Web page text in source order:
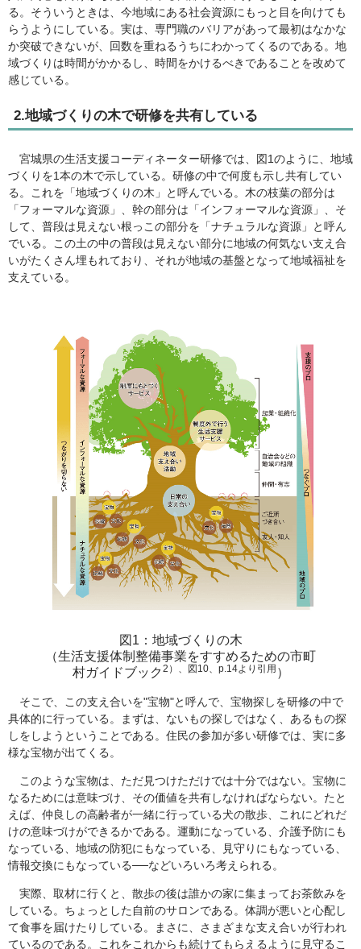
る。そういうときは、今地域にある社会資源にもっと目を向けても
らうようにしている。実は、専門職のバリアがあって最初はなかな
か突破できないが、回数を重ねるうちにわかってくるのである。地
域づくりは時間がかかるし、時間をかけるべきであることを改めて
感じている。
2.地域づくりの木で研修を共有している
宮城県の生活支援コーディネーター研修では、図1のように、地域
づくりを1本の木で示している。研修の中で何度も示し共有してい
る。これを「地域づくりの木」と呼んでいる。木の枝葉の部分は
「フォーマルな資源」、幹の部分は「インフォーマルな資源」、そ
して、普段は見えない根っこの部分を「ナチュラルな資源」と呼ん
でいる。この土の中の普段は見えない部分に地域の何気ない支え合
いがたくさん埋もれており、それが地域の基盤となって地域福祉を
支えている。
図1：地域づくりの木
（生活支援体制整備事業をすすめるための市町
村ガイドブック 2）、図10、p.14より引用 ）
そこで、この支え合いを"宝物"と呼んで、宝物探しを研修の中で
具体的に行っている。まずは、ないもの探しではなく、あるもの探
しをしようということである。住民の参加が多い研修では、実に多
様な宝物が出てくる。
このような宝物は、ただ見つけただけでは十分ではない。宝物に
なるためには意味づけ、その価値を共有しなければならない。たと
えば、仲良しの高齢者が一緒に行っている犬の散歩、これにどれだ
けの意味づけができるかである。運動になっている、介護予防にも
なっている、地域の防犯にもなっている、見守りにもなっている、
情報交換にもなっている──などいろいろ考えられる。
実際、取材に行くと、散歩の後は誰かの家に集まってお茶飲みを
している。ちょっとした自前のサロンである。体調が悪いと心配し
て食事を届けたりしている。まさに、さまざまな支え合いが行われ
ているのである。これをこれからも続けてもらえるように見守るこ